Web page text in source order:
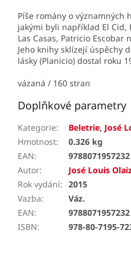
Píše romány o významných
jakými byli například El Cid,
Las Casas, Patricio Escobar
Jeho knihy sklízejí úspěchy
lásky (Planicio) dostal roku
vázaná / 160 stran
Doplňkové parametry
Kategorie: Beletrie, José
Hmotnost:
0.326 kg
EAN:
9788071957232
Autor:
José Louis
Rok vydání: 2015
Vazba:
Váz.
EAN:
9788071957232
ISBN: 978-80-7195-